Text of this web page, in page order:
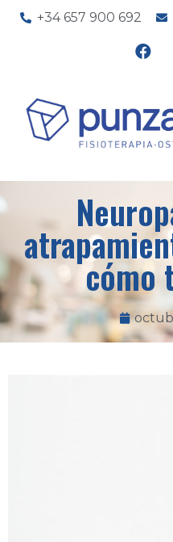
+34 657 900 692
cómo